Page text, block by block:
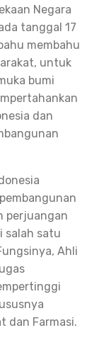
Negara
tanggal 17
membahu
untuk
bumi
dan
perjuangan
salah satu
Ahli
dan Farmasi.